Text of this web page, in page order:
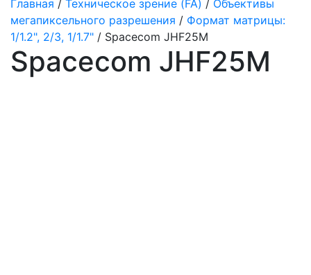
Главная / Техническое зрение (FA) / Объективы
мегапиксельного разрешения / Формат матрицы:
1/1.2", 2/3, 1/1.7" / Spacecom JHF25M
Spacecom JHF25M